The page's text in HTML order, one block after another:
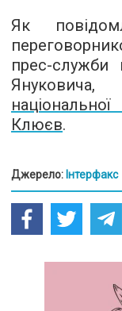
Як
прес-служби
Януковича,
Клюєв.
Джерело: Інтерфакс